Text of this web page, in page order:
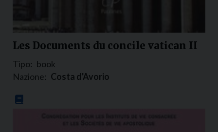
Les Documents du concile vatican II
Tipo: book
Nazione: Costa d'Avorio